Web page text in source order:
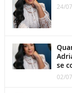
24/
se
02/